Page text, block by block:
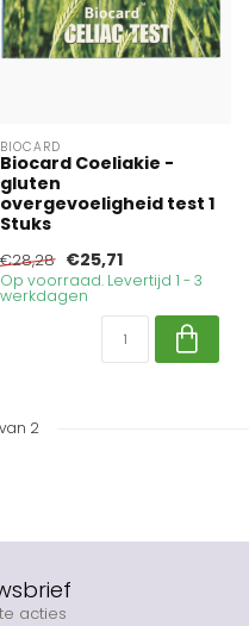
BIOCARD
Biocard Coeliakie -
gluten
overgevoeligheid test 1
Stuks
€28,28 €25,71
Op voorraad. Levertijd 1 - 3
werkdagen
van 2
acties